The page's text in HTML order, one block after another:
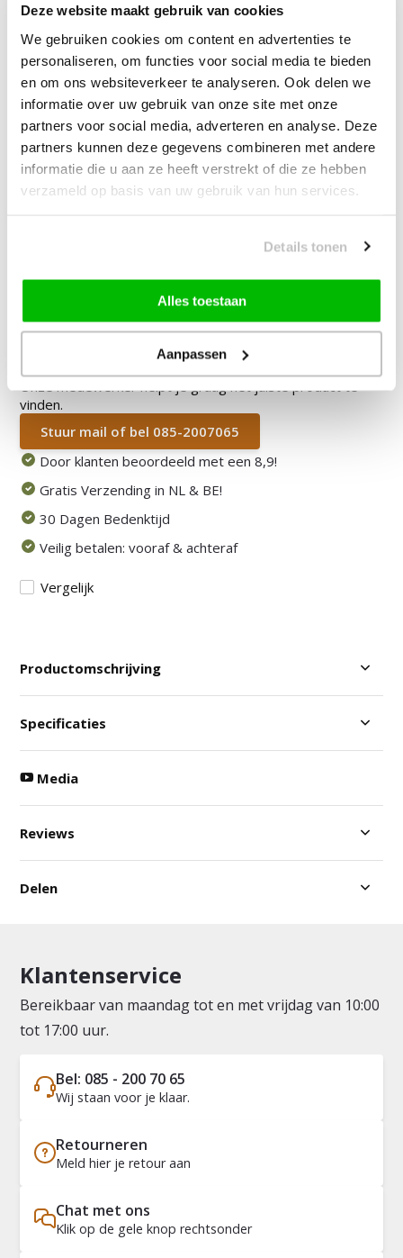
Deze website maakt gebruik van cookies
We gebruiken cookies om content en advertenties te
personaliseren, om functies voor social media te bieden
en om ons websiteverkeer te analyseren. Ook delen we
informatie over uw gebruik van onze site met onze
partners voor social media, adverteren en analyse. Deze
partners kunnen deze gegevens combineren met andere
informatie die u aan ze heeft verstrekt of die ze hebben
verzameld op basis van uw gebruik van hun services.
Details tonen
Alles toestaan
Aanpassen
vanaf 10% korting
Muratap Samba Fluffy Badmat
Wasbaar & Anti-slip Grijs
vanaf 19,90 10% korting
Bundelkorting:49,95
Vink producten om toe te voegen
Heb je een vraag over dit product?
vinden.
Stuur mail of bel 085-2007065
Door klanten beoordeeld met een 8,9!
Gratis Verzending in NL & BE!
30 Dagen Bedenktijd
Veilig betalen: vooraf & achteraf
Vergelijk
Productomschrijving
Specificaties
Media
Reviews
Delen
Klantenservice
Bereikbaar van maandag tot en met vrijdag van 10:00
tot 17:00 uur.
Bel: 085 - 200 70 65
Wij staan voor je klaar.
Retourneren
Meld hier je retour aan
Chat met ons
Klik op de gele knop rechtsonder